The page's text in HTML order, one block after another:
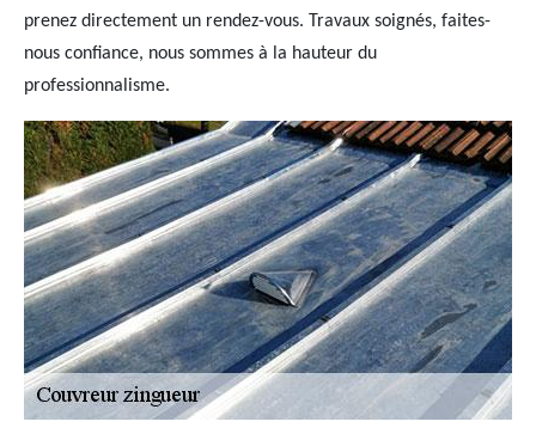
prenez directement un rendez-vous. Travaux soignés, faites-
nous confiance, nous sommes à la hauteur du
professionnalisme.